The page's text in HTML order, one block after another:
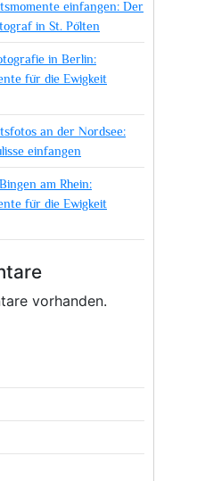
einfangen: Der
in St. Pölten
in Berlin:
für die Ewigkeit
an der Nordsee:
einfangen
am Rhein:
für die Ewigkeit
vorhanden.